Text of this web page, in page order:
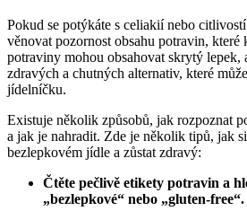
Pokud se potýkáte s celiakií nebo
věnovat pozornost obsahu potravin, které
potraviny mohou obsahovat skrytý lepek,
zdravých a chutných alternativ, které
jídelníčku.
Existuje několik způsobů, jak rozpoznat
a jak je nahradit. Zde je několik tipů, jak
bezlepkovém jídle a zůstat zdravý:
Čtěte pečlivě etikety potravin a
„bezlepkové“ nebo „gluten-free“.